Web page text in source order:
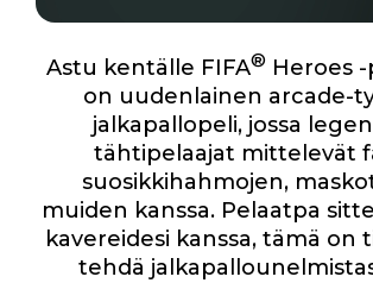
Astu kentälle FIFA® Heroes -
on uudenlainen arcade-
jalkapallopeli, jossa
tähtipelaajat mittelevät
suosikkihahmojen,
muiden kanssa. Pelaatpa
kavereidesi kanssa, tämä on
tehdä